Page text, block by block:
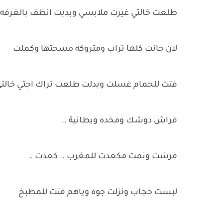
طلعت خالتي غيرت ملابسي وبديت انظف بالغرفه
لان جانت كلها تراب ومتروكه مسحتها وكملت
فتت للحمام غسلت وبدلت طلعت تراك اجتي خالتي
فراش دوشك ومخده وبطانية ..
فرشت ونمت مكعدت للمغرب .. كعدت ..
لبست حجاب ونزلت جوه وياهم فتت للمطبخ